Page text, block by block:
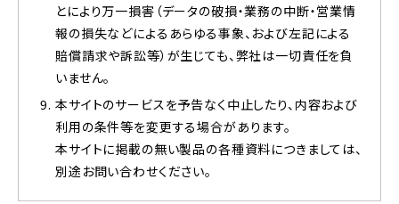
とにより万一損害（データの破損・業務の中断・営業情
報の損失などによるあらゆる事象、および左記による
賠償請求や訴訟等）が生じても、弊社は一切責任を負
いません。
本サイトのサービスを予告なく中止したり、内容および
利用の条件等を変更する場合があります。
本サイトに掲載の無い製品の各種資料につきましては、
別途お問い合わせください。